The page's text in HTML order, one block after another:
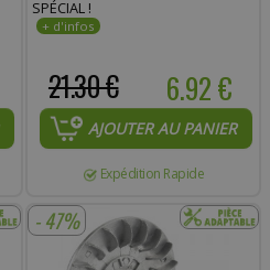
SPÉCIAL !
6.92 €
21.30 €
AJOUTER AU PANIER
Expédition Rapide
- 47%